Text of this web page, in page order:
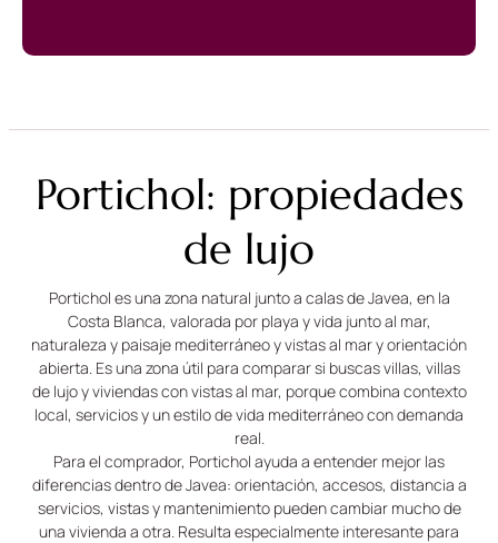
Portichol: propiedades
de lujo
Portichol es una zona natural junto a calas de Javea, en la
Costa Blanca, valorada por playa y vida junto al mar,
naturaleza y paisaje mediterráneo y vistas al mar y orientación
abierta. Es una zona útil para comparar si buscas villas, villas
de lujo y viviendas con vistas al mar, porque combina contexto
local, servicios y un estilo de vida mediterráneo con demanda
real.
Para el comprador, Portichol ayuda a entender mejor las
diferencias dentro de Javea: orientación, accesos, distancia a
servicios, vistas y mantenimiento pueden cambiar mucho de
una vivienda a otra. Resulta especialmente interesante para